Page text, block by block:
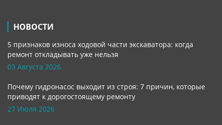
НОВОСТИ
5 признаков износа ходовой части экскаватора: когда
ремонт откладывать уже нельзя
03 Августа 2026
Почему гидронасос выходит из строя: 7 причин, которые
приводят к дорогостоящему ремонту
27 Июля 2026